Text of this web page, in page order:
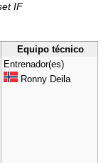
IF
Equipo técnico
Entrenador(es)
Ronny Deila